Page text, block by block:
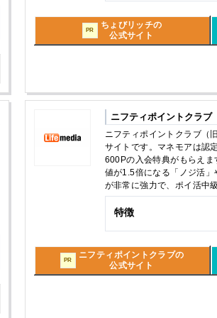
PR
ちょびリッチの
公式サイト
ニフティポイントクラブ
ニフティポイントクラブ（
サイトです。マネモアは認
600Pの入会特典がもらえ
値が1.5倍になる「ノジ活」
が非常に強力で、ポイ活中
特徴
PR
ニフティポイントクラブの
公式サイト